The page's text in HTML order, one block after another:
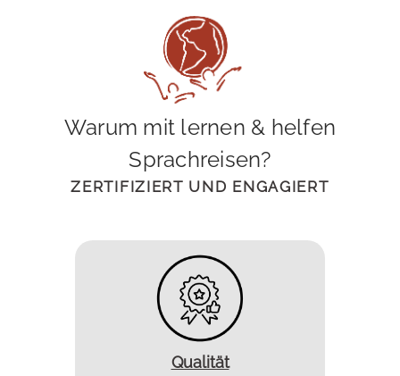
Warum mit lernen & helfen
Sprachreisen?
ZERTIFIZIERT UND ENGAGIERT
Qualität